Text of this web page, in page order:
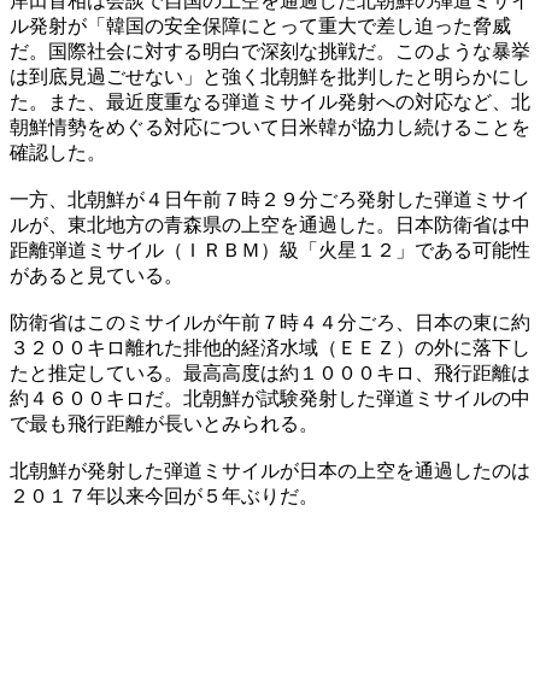
ル発射が「韓国の安全保障にとって重大で差し迫った脅威
だ。国際社会に対する明白で深刻な挑戦だ。このような暴挙
は到底見過ごせない」と強く北朝鮮を批判したと明らかにし
た。また、最近度重なる弾道ミサイル発射への対応など、北
朝鮮情勢をめぐる対応について日米韓が協力し続けることを
確認した。
一方、北朝鮮が４日午前７時２９分ごろ発射した弾道ミサイ
ルが、東北地方の青森県の上空を通過した。日本防衛省は中
距離弾道ミサイル（ＩＲＢＭ）級「火星１２」である可能性
があると見ている。
防衛省はこのミサイルが午前７時４４分ごろ、日本の東に約
３２００キロ離れた排他的経済水域（ＥＥＺ）の外に落下し
たと推定している。最高高度は約１０００キロ、飛行距離は
約４６００キロだ。北朝鮮が試験発射した弾道ミサイルの中
で最も飛行距離が長いとみられる。
北朝鮮が発射した弾道ミサイルが日本の上空を通過したのは
２０１７年以来今回が５年ぶりだ。